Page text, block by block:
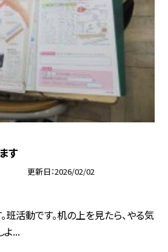
す
更新日 2026/02/02
班活動です。机の上を見たら、やる気
よ...